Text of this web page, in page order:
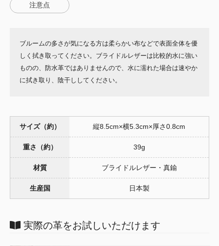
注意点
ブルームの多さが気になる方は柔らかい布などで表面全体を優
しく拭き取ってください。ブライドルレザーは比較的水に強い
ものの、防水革ではありませんので、水に濡れた場合は速やか
に拭き取り、陰干ししてください。
サイズ（約） 縦8.5cm×横5.3cm×厚さ0.8cm
重さ（約） 39g
材質 ブライドルレザー・真鍮
生産国 日本製
実際の革をお試しいただけます